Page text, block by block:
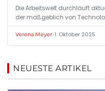
Die Arbeitswelt durchläuft
der maßgeblich von
Verena Meyer•1. Oktober 2025
NEUESTE ARTIKEL